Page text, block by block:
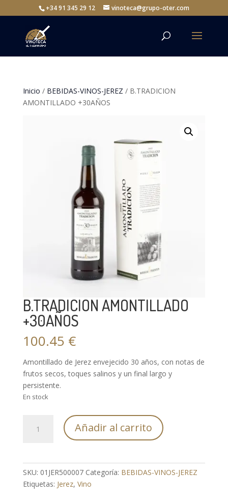
+34 91 345 29 12 vinoteca@grupo-oter.com
Inicio / BEBIDAS-VINOS-JEREZ / B.TRADICION
AMONTILLADO +30AÑOS
B.TRADICION AMONTILLADO
+30AÑOS
100.45 €
Amontillado de Jerez envejecido 30 años, con notas de
frutos secos, toques salinos y un final largo y
persistente.
En stock
B.TRADICION
AMONTILLADOAñadir al carrito
SKU: 01JER500007 Categoría: BEBIDAS-VINOS-JEREZ
Etiquetas: Jerez, Vino